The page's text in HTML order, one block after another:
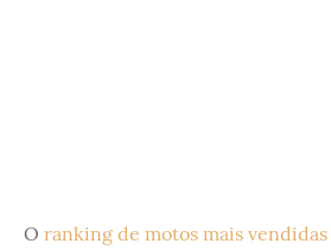
O ranking de motos mais vendidas